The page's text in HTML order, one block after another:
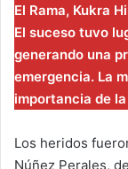
El Rama, Kukra
El suceso tuvo
generando una
emergencia. La
importancia de
Los heridos
Núñez Perales,